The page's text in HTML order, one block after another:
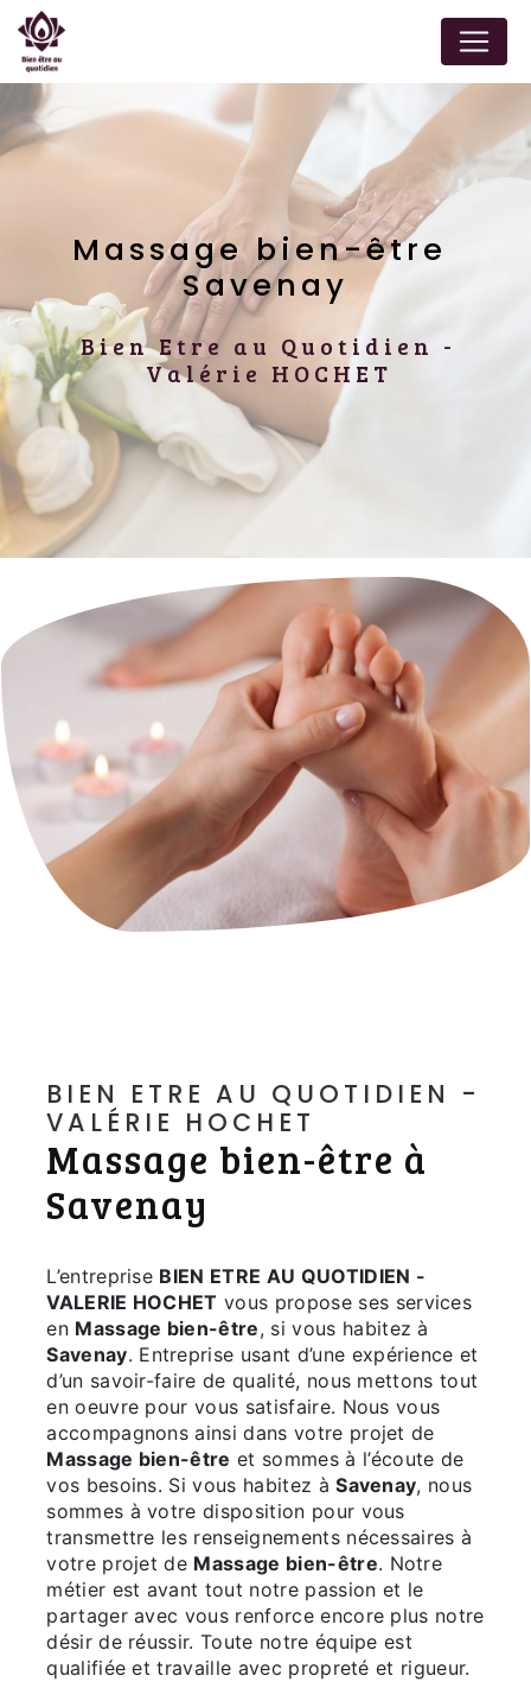
Massage bien-être
Savenay
Bien Etre au Quotidien -
Valérie HOCHET
BIEN ETRE AU QUOTIDIEN -
VALÉRIE HOCHET
Massage bien-être à
Savenay
L’entreprise BIEN ETRE AU QUOTIDIEN -
VALERIE HOCHET vous propose ses services
en Massage bien-être, si vous habitez à
Savenay. Entreprise usant d’une expérience et
d’un savoir-faire de qualité, nous mettons tout
en oeuvre pour vous satisfaire. Nous vous
accompagnons ainsi dans votre projet de
Massage bien-être et sommes à l’écoute de
vos besoins. Si vous habitez àSavenay, nous
sommes à votre disposition pour vous
transmettre les renseignements nécessaires à
votre projet de Massage bien-être. Notre
métier est avant tout notre passion et le
partager avec vous renforce encore plus notre
désir de réussir. Toute notre équipe est
qualifiée et travaille avec propreté et rigueur.
Panneau de gestion des cookies